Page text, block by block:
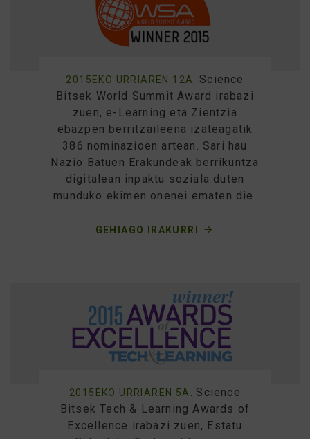
2015EKO URRIAREN 12A. Science
Bitsek World Summit Award irabazi
zuen, e-Learning eta Zientzia
ebazpen berritzaileena izateagatik
386 nominazioen artean. Sari hau
Nazio Batuen Erakundeak berrikuntza
digitalean inpaktu soziala duten
munduko ekimen onenei ematen die.
GEHIAGO IRAKURRI
2015EKO URRIAREN 5A. Science
Bitsek Tech & Learning Awards of
Excellence irabazi zuen, Estatu